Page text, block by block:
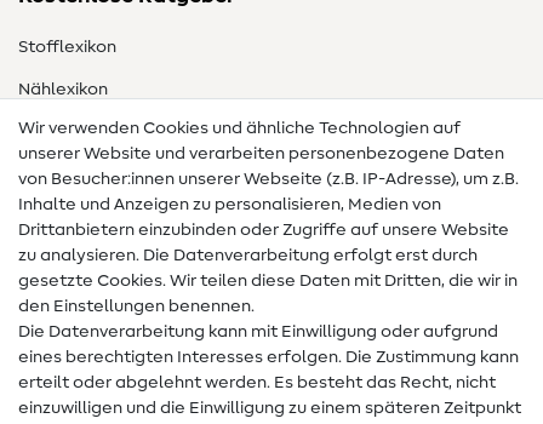
Stofflexikon
Nählexikon
Nähanleitungen
Hilfe & Kontakt
Kontakt
Infos zum Betreiberwechsel
Widerrufsrecht
Beliebt
Wir verwenden Cookies und ähnliche Technologien auf
unserer Website und verarbeiten personenbezogene Daten
von Besucher:innen unserer Webseite (z.B. IP-Adresse), um z.B.
Inhalte und Anzeigen zu personalisieren, Medien von
Drittanbietern einzubinden oder Zugriffe auf unsere Website
zu analysieren. Die Datenverarbeitung erfolgt erst durch
gesetzte Cookies. Wir teilen diese Daten mit Dritten, die wir in
den Einstellungen benennen.
Die Datenverarbeitung kann mit Einwilligung oder aufgrund
eines berechtigten Interesses erfolgen. Die Zustimmung kann
erteilt oder abgelehnt werden. Es besteht das Recht, nicht
einzuwilligen und die Einwilligung zu einem späteren Zeitpunkt